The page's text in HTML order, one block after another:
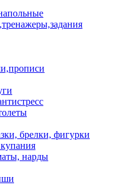
брелки, фигурки
нарды